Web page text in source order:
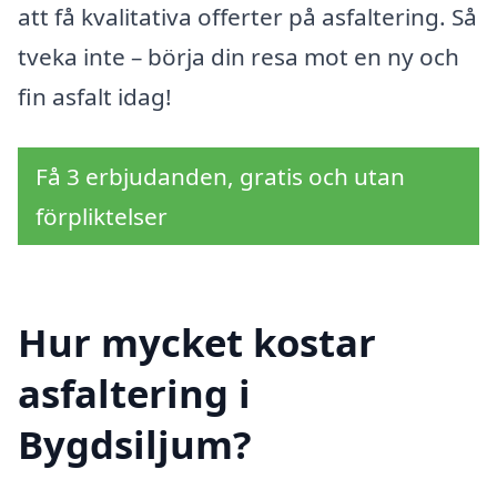
att få kvalitativa offerter på asfaltering. Så
tveka inte – börja din resa mot en ny och
fin asfalt idag!
Få 3 erbjudanden, gratis och utan
förpliktelser
Hur mycket kostar
asfaltering i
Bygdsiljum?